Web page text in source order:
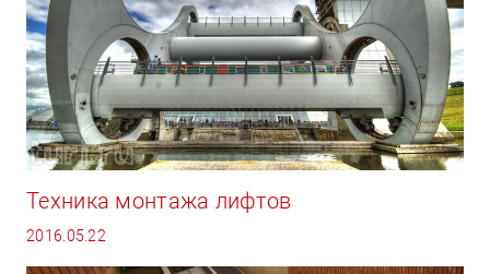
Техника монтажа лифтов
2016.05.22